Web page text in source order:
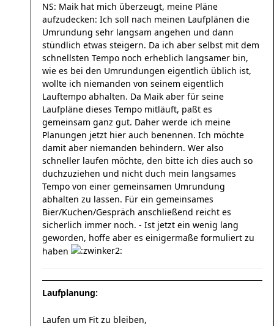
NS: Maik hat mich überzeugt, meine Pläne
aufzudecken: Ich soll nach meinen Laufplänen die
Umrundung sehr langsam angehen und dann
stündlich etwas steigern. Da ich aber selbst mit dem
schnellsten Tempo noch erheblich langsamer bin,
wie es bei den Umrundungen eigentlich üblich ist,
wollte ich niemanden von seinem eigentlich
Lauftempo abhalten. Da Maik aber für seine
Laufpläne dieses Tempo mitläuft, paßt es
gemeinsam ganz gut. Daher werde ich meine
Planungen jetzt hier auch benennen. Ich möchte
damit aber niemanden behindern. Wer also
schneller laufen möchte, den bitte ich dies auch so
duchzuziehen und nicht duch mein langsames
Tempo von einer gemeinsamen Umrundung
abhalten zu lassen. Für ein gemeinsames
Bier/Kuchen/Gespräch anschließend reicht es
sicherlich immer noch. - Ist jetzt ein wenig lang
geworden, hoffe aber es einigermaße formuliert zu
haben
Laufplanung:
Laufen um Fit zu bleiben,